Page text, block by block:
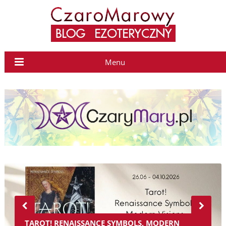
Menu
TAROT! RENAISSANCE SYMBOLS, MODERN